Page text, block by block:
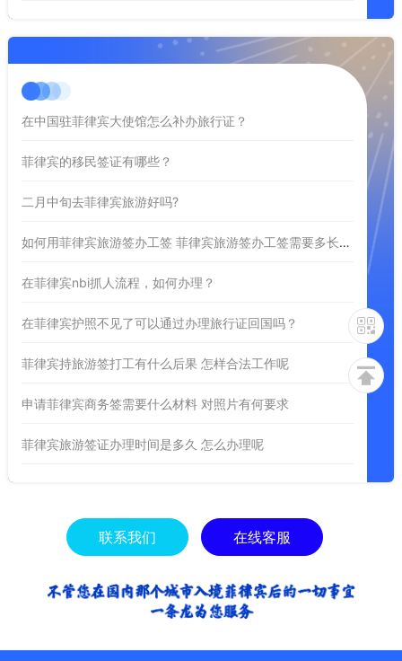
在中国驻菲律宾大使馆怎么补办旅行证？
菲律宾的移民签证有哪些？
二月中旬去菲律宾旅游好吗?
如何用菲律宾旅游签办工签 菲律宾旅游签办工签需要多长时间
在菲律宾nbi抓人流程，如何办理？
在菲律宾护照不见了可以通过办理旅行证回国吗？
菲律宾持旅游签打工有什么后果 怎样合法工作呢
申请菲律宾商务签需要什么材料 对照片有何要求
菲律宾旅游签证办理时间是多久 怎么办理呢
联系我们 在线客服